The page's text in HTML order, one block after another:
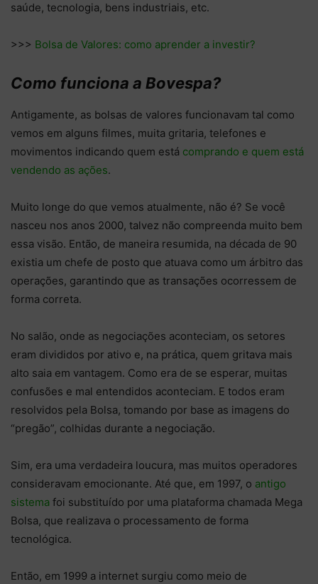
saúde, tecnologia, bens industriais, etc.
>>> Bolsa de Valores: como aprender a investir?
Como funciona a Bovespa?
Antigamente, as bolsas de valores funcionavam tal como
vemos em alguns filmes, muita gritaria, telefones e
movimentos indicando quem está comprando e quem está
vendendo as ações.
Muito longe do que vemos atualmente, não é? Se você
nasceu nos anos 2000, talvez não compreenda muito bem
essa visão. Então, de maneira resumida, na década de 90
existia um chefe de posto que atuava como um árbitro das
operações, garantindo que as transações ocorressem de
forma correta.
No salão, onde as negociações aconteciam, os setores
eram divididos por ativo e, na prática, quem gritava mais
alto saia em vantagem. Como era de se esperar, muitas
confusões e mal entendidos aconteciam. E todos eram
resolvidos pela Bolsa, tomando por base as imagens do
“pregão”, colhidas durante a negociação.
Sim, era uma verdadeira loucura, mas muitos operadores
consideravam emocionante. Até que, em 1997, o antigo
sistema foi substituído por uma plataforma chamada Mega
Bolsa, que realizava o processamento de forma
tecnológica.
Então, em 1999 a internet surgiu como meio de